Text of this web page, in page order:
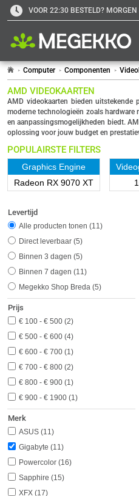
VOOR 22:30 BESTELD?
Computer Componenten
POPULAIRSTE FILTERS
Graphics Engine
Radeon RX 9070 XT
Levertijd
Alle producten tonen
11
Direct leverbaar 5
Binnen 3 dagen 5
Binnen 7 dagen
11
Megekko Shop Breda 5
Prijs
€ 100 - € 500 2
€ 500 - € 600 4
€ 600 - € 700 1
€ 700 - € 800 2
€ 800 - € 900 1
€ 900 - € 1900 1
Merk
ASUS 11
Gigabyte
11
Powercolor 16
Sapphire
15
XFX 17
AMD VIDEOKAARTEN
AMD videokaarten bieden uitstekende
moderne technologieën zoals
en aanpassingsmogelijkheden biedt.
oplossing voor jouw budget en